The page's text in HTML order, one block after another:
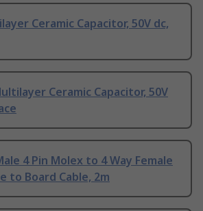
Ceramic Capacitor, 50V dc,
Ceramic Capacitor, 50V
4 Pin Molex to 4 Way Female
to Board Cable, 2m